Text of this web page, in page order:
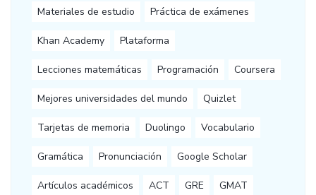
Materiales de estudio Práctica de exámenes
Khan Academy Plataforma
Lecciones matemáticas Programación Coursera
Mejores universidades del mundo Quizlet
Tarjetas de memoria Duolingo Vocabulario
Gramática Pronunciación Google Scholar
Artículos académicos ACT GRE GMAT